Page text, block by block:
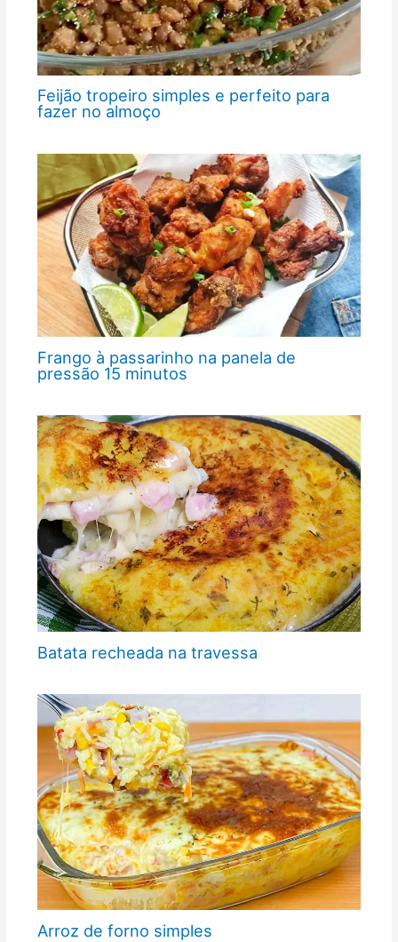
Feijão tropeiro simples e perfeito para
fazer no almoço
Frango à passarinho na panela de
pressão 15 minutos
Batata recheada na travessa
Arroz de forno simples